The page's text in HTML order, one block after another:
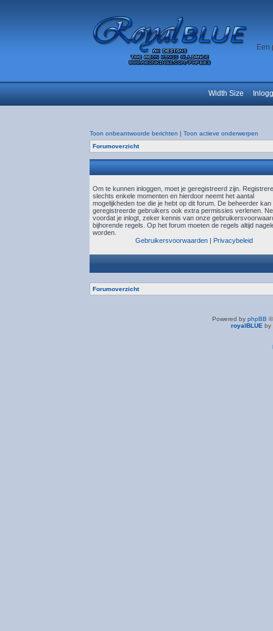
Een
Width Size
Toon onbeantwoorde berichten | Toon actieve onderwerpen
Forumoverzicht
Om te kunnen inloggen, moet je geregistreerd zijn.
slechts enkele momenten en hierdoor neemt het aantal
mogelijkheden toe die je hebt op dit forum. De beheerder kan
geregistreerde gebruikers ook extra permissies verlenen.
voordat je inlogt, zeker kennis van onze
bijhorende regels. Op het forum moeten de regels altijd
worden.
Gebruikersvoorwaarden | Privacybeleid
Forumoverzicht
Powered by phpBB
royalBLUE by